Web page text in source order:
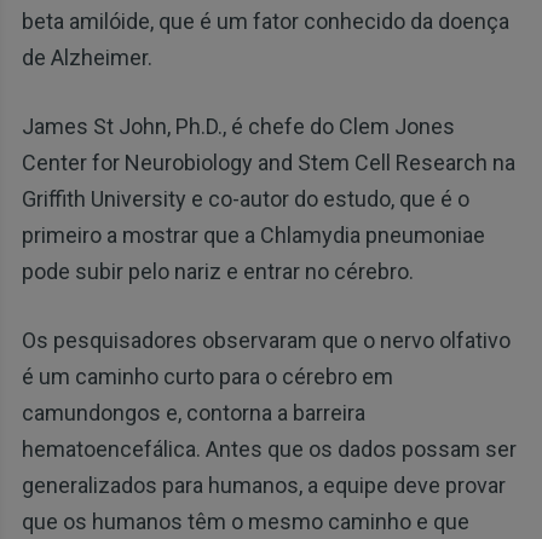
beta amilóide, que é um fator conhecido da doença
de Alzheimer.
James St John, Ph.D., é chefe do Clem Jones
Center for Neurobiology and Stem Cell Research na
Griffith University e co-autor do estudo, que é o
primeiro a mostrar que a Chlamydia pneumoniae
pode subir pelo nariz e entrar no cérebro.
Os pesquisadores observaram que o nervo olfativo
é um caminho curto para o cérebro em
camundongos e, contorna a barreira
hematoencefálica. Antes que os dados possam ser
generalizados para humanos, a equipe deve provar
que os humanos têm o mesmo caminho e que